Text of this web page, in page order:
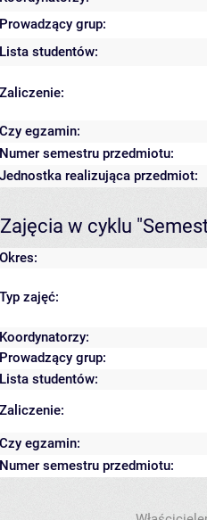
Prowadzący grup:
Lista studentów:
Zaliczenie:
Czy egzamin:
Numer semestru przedmiotu:
Jednostka realizująca przedmiot:
Zajęcia w cyklu
Okres:
Typ zajęć:
Koordynatorzy:
Prowadzący grup:
Lista studentów:
Zaliczenie:
Czy egzamin:
Numer semestru przedmiotu: